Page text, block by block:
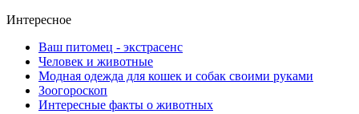
Интересное
Ваш питомец - экстрасенс
Человек и животные
Модная одежда для кошек и собак своими руками
Зоогороскоп
Интересные факты о животных